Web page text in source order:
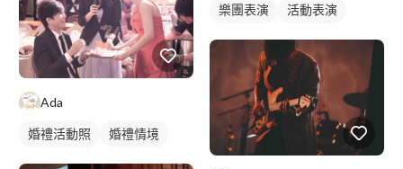
Ada
婚禮活動照 婚禮情境
樂團表演 活動表演